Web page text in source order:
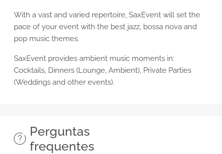
With a vast and varied repertoire, SaxEvent will set the
pace of your event with the best jazz, bossa nova and
pop music themes.
SaxEvent provides ambient music moments in:
Cocktails, Dinners (Lounge, Ambient), Private Parties
(Weddings and other events).
Perguntas
frequentes